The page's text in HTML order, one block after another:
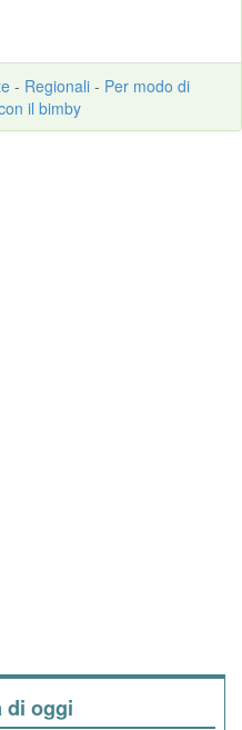
- Regionali - Per modo di
il bimby
di oggi